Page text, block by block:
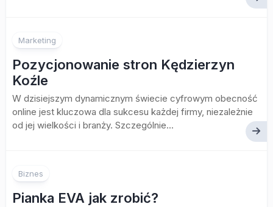
Marketing
Pozycjonowanie stron Kędzierzyn
Koźle
W dzisiejszym dynamicznym świecie cyfrowym obecność
online jest kluczowa dla sukcesu każdej firmy, niezależnie
od jej wielkości i branży. Szczególnie...
Biznes
Pianka EVA jak zrobić?